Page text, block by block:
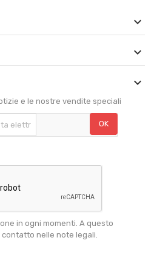



e le nostre vendite speciali
in ogni momenti. A questo
nelle note legali.